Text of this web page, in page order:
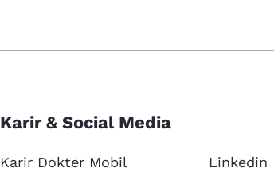
Karir & Social Media
Karir Dokter Mobil Linkedin